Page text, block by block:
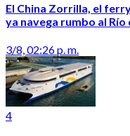
El China Zorrilla, el
ya navega rumbo al Río
3/8, 02:26 p. m.
4